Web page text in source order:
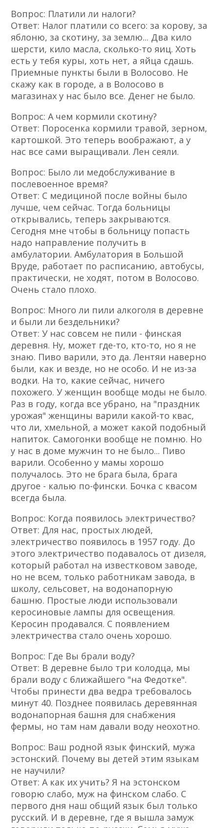
Вопрос: Платили ли налоги?
Ответ: Налог платили со всего: за корову, за
яблоню, за скотину, за землю... Два кило
шерсти, кило масла, сколько-то яиц. Хоть
есть у тебя куры, хоть нет, а яйца сдашь.
Приемные пункты были в Волосово. Не
скажу как в городе, а в Волосово в
магазинах у нас было все. Денег не было.
Вопрос: А чем кормили скотину?
Ответ: Поросенка кормили травой, зерном,
картошкой. Это теперь воображают, а у
нас все сами выращивали. Лен сеяли.
Вопрос: Было ли медобслуживание в
послевоенное время?
Ответ: С медициной после войны было
лучше, чем сейчас. Тогда больницы
открывались, теперь закрываются.
Сегодня мне чтобы в больницу попасть
надо направление получить в
амбулатории. Амбулатория в Большой
Вруде, работает по расписанию, автобусы,
практически, не ходят, потом в Волосово.
Очень стало плохо.
Вопрос: Много ли пили алкоголя в деревне
и были ли бездельники?
Ответ: У нас совсем не пили - финская
деревня. Ну, может где-то, кто-то, но я не
знаю. Пиво варили, это да. Лентяи наверно
были, как и везде, но не особо. И не из-за
водки. На то, какие сейчас, ничего
похожего. У женщин вообще моды не было.
Раз в году, когда все убрано, на "праздник
урожая" женщины варили какой-то квас,
что ли, хмельной, а может какой подобный
напиток. Самогонки вообще не помню. Но
у нас в доме мужчин то не было... Пиво
варили. Особенно у мамы хорошо
получалось. Это не брага была, брага
другое - калью по-фински. Бочка с квасом
всегда была.
Вопрос: Когда появилось электричество?
Ответ: Для нас, простых людей,
электричество появилось в 1957 году. До
этого электричество подавалось от дизеля,
который работал на известковом заводе,
но не всем, только работникам завода, в
школу, сельсовет, на водонапорную
башню. Простые люди использовали
керосиновые лампы для освещения.
Керосин продавался. С появлением
электричества стало очень хорошо.
Вопрос: Где Вы брали воду?
Ответ: В деревне было три колодца, мы
брали воду с ближайшего "на Федотке".
Чтобы принести два ведра требовалось
минут 40. Позднее появилась деревянная
водонапорная башня для снабжения
фермы, но там нам давали воду неохотно.
Вопрос: Ваш родной язык финский, мужа
эстонский. Почему вы детей этим языкам
не научили?
Ответ: А как их учить? Я на эстонском
говорю слабо, муж на финском слабо. С
первого дня наш общий язык был только
русский. И в деревне, где я вышла замуж